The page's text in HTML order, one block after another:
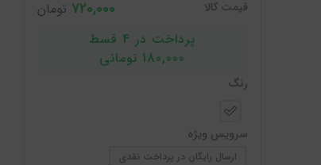
قیمت کالا 720,000 تومان
پرداخت در 4 قسط
180,000 تومانی
رنگ
سرویس ویژه
ارسال رایگان در پرداخت نقدی